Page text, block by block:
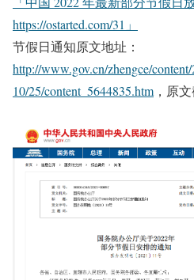
https://ostarted.com/31」
节假日通知原文地址：
http://www.gov.cn/zhengce/
10/25/content_5644835.htm，原文